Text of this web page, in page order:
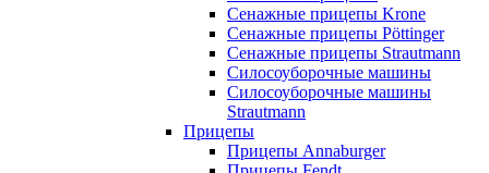
Сенажные прицепы Krone
Сенажные прицепы Pöttinger
Сенажные прицепы Strautmann
Силосоуборочные машины
Силосоуборочные машины
Strautmann
Прицепы
Прицепы Annaburger